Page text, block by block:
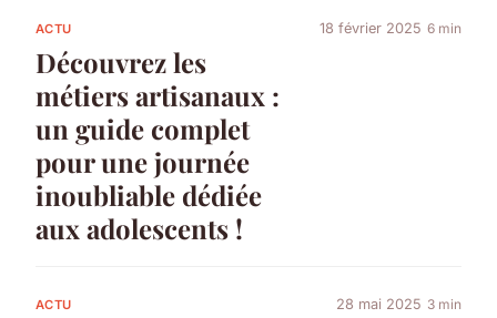
ACTU
Découvrez les
métiers artisanaux :
un guide complet
pour une journée
inoubliable dédiée
aux adolescents !
18 février 2025 6 min
ACTU 28 mai 2025 3 min